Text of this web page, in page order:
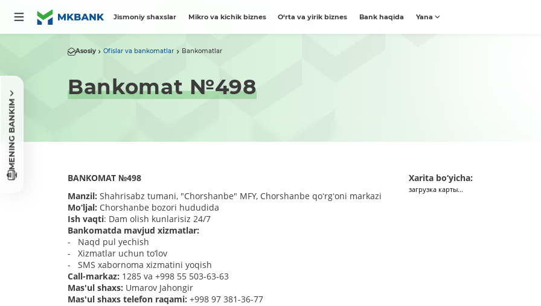
Jismoniy shaxslar Mikro va kichik biznes O‘rta va yirik biznes Bank haqida Yana
MENING BANKIM
Asosiy Ofislar va bankomatlar Bankomatlar
Bankomat №498
BANKOMAT №498
Manzil: Shahrisabz tumani, "Chorshanbe" MFY, Chorshanbe qoʻrgʻoni markazi
Mo‘ljal: Chorshanbe bozori hududida
Ish vaqti: Dam olish kunlarisiz 24/7
Bankomatda mavjud xizmatlar:
- Naqd pul yechish
- Xizmatlar uchun to‘lov
- SMS xabornoma xizmatini yoqish
Call-markaz: 1285 va +998 55 503-63-63
Mas'ul shaxs: Umarov Jahongir
Mas'ul shaxs telefon raqami: +998 97 381-36-77
Xarita bo‘yicha:
загрузка карты...